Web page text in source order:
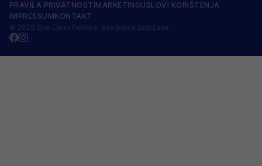
PRAVILA PRIVATNOSTIMARKETINGUSLOVI KORIŠTENJA
IMPRESSUMKONTAKT
© 2026 Sve Osim Politike. Sva prava zadržana.